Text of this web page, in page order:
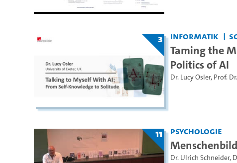
3 Informatik
Taming the
Politics of AI
Dr. Lucy Osler, Prof.
11 Psychologie
Dr. Ulrich Schneider,